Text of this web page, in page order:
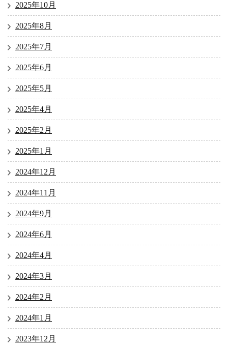
2025年10月
2025年8月
2025年7月
2025年6月
2025年5月
2025年4月
2025年2月
2025年1月
2024年12月
2024年11月
2024年9月
2024年6月
2024年4月
2024年3月
2024年2月
2024年1月
2023年12月